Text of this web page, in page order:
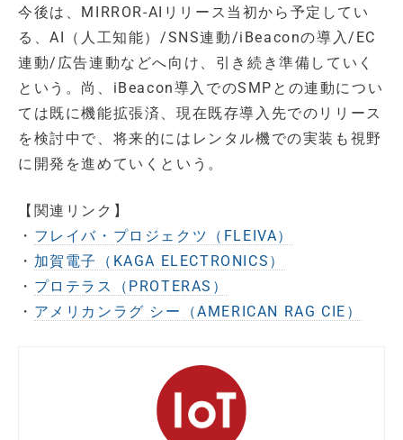
今後は、MIRROR-AIリリース当初から予定してい
る、AI（人工知能）/SNS連動/iBeaconの導入/EC
連動/広告連動などへ向け、引き続き準備していく
という。尚、iBeacon導入でのSMPとの連動につい
ては既に機能拡張済、現在既存導入先でのリリース
を検討中で、将来的にはレンタル機での実装も視野
に開発を進めていくという。
【関連リンク】
・ フレイバ・プロジェクツ（FLEIVA）
・ 加賀電子（KAGA ELECTRONICS）
・ プロテラス（PROTERAS）
・ アメリカンラグ シー（AMERICAN RAG CIE）